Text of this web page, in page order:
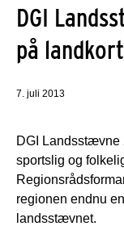
DGI
på
7. juli 2013
DGI Landsstævne
sportslig og
regionen endnu
landsstævnet.